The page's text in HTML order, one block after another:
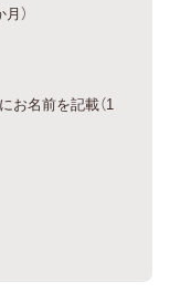
）
お名前を記載（1